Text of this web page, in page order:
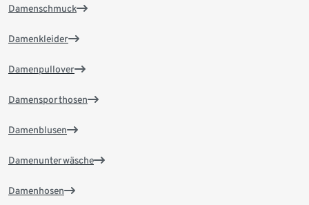
Damenschmuck
Damenkleider
Damenpullover
Damensporthosen
Damenblusen
Damenunterwäsche
Damenhosen